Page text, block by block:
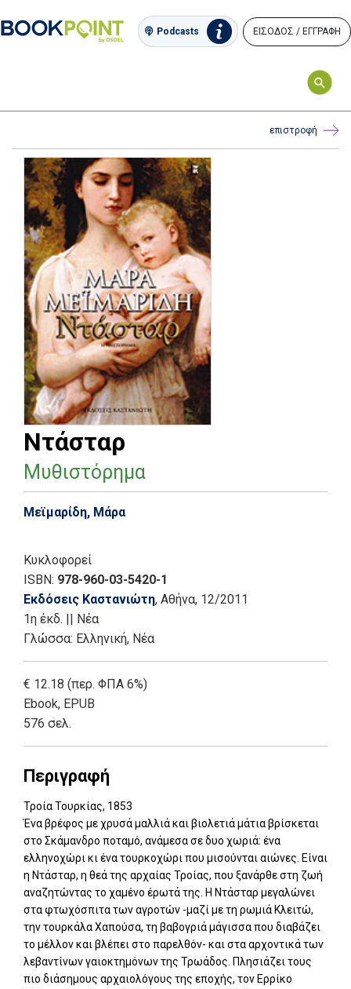
Podcasts ΕΙΣΟΔΟΣ / ΕΓΓΡΑΦΗ
επιστροφή
Ντάσταρ
Μυθιστόρημα
Μεϊμαρίδη, Μάρα
Κυκλοφορεί
ISBN: 978-960-03-5420-1
Εκδόσεις Καστανιώτη, Αθήνα, 12/2011
1η έκδ.
Νέα
Γλώσσα: Ελληνική, Νέα
€ 12.18 (περ. ΦΠΑ 6%)
Ebook, EPUB
576 σελ.
Περιγραφή
Τροία Τουρκίας, 1853
Ένα βρέφος με χρυσά μαλλιά και βιολετιά μάτια βρίσκεται
στο Σκάμανδρο ποταμό, ανάμεσα σε δυο χωριά: ένα
ελληνοχώρι κι ένα τουρκοχώρι που μισούνται αιώνες. Είναι
η Ντάσταρ, η θεά της αρχαίας Τροίας, που ξανάρθε στη ζωή
αναζητώντας το χαμένο έρωτά της. Η Ντάσταρ μεγαλώνει
στα φτωχόσπιτα των αγροτών -μαζί με τη ρωμιά Κλειτώ,
την τουρκάλα Χαπούσα, τη βαβογριά μάγισσα που διαβάζει
το μέλλον και βλέπει στο παρελθόν- και στα αρχοντικά των
λεβαντίνων γαιοκτημόνων της Τρωάδος. Πλησιάζει τους
πιο διάσημους αρχαιολόγους της εποχής, τον Ερρίκο